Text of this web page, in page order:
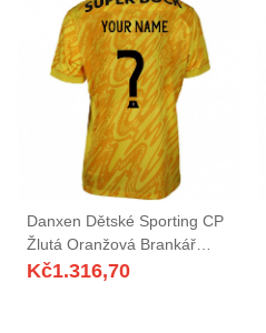
Danxen Dětské Sporting CP
Žlutá Oranžová Brankář
Dresy 2025/26 Dres
Kč1.316,70